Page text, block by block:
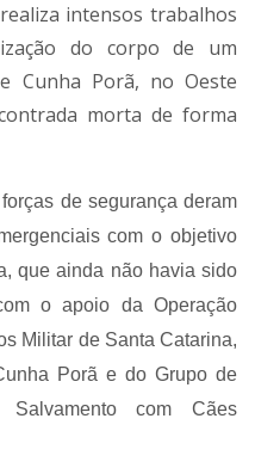
intensos trabalhos
do corpo de um
Cunha Porã, no Oeste
morta de forma
de segurança deram
com o objetivo
que ainda não havia sido
o apoio da Operação
Militar de Santa Catarina,
Porã e do Grupo de
com Cães